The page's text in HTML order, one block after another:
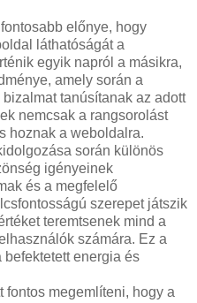
előnye, hogy
láthatóságát a
egyik napról a másikra,
amely során a
tanúsítanak az adott
nemcsak a rangsorolást
hoznak a weboldalra.
során különös
igényeinek
és a megfelelő
szerepet játszik
teremtsenek mind a
számára. Ez a
energia és
fontos megemlíteni, hogy a